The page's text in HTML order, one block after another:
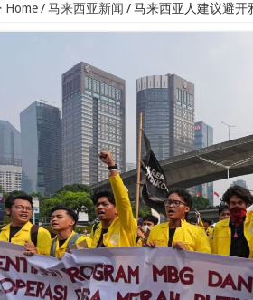
Home / 马来西亚新闻 / 马来西亚人建议避开